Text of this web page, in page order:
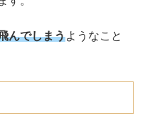
んでしまうようなこと